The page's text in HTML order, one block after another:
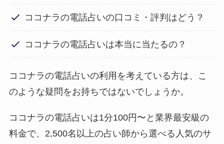
ココナラの電話占いの口コミ・評判はどう？
ココナラの電話占いは本当に当たるの？
ココナラの電話占いの利用を考えている方は、こ
のような疑問をお持ちではないでしょうか。
ココナラの電話占いは1分100円〜と業界最安級の
料金で、2,500名以上の占い師から選べる人気のサ